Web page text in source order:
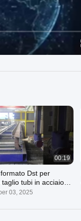
00:19
Dst per
taglio tubi in acciaio
fibra
03, 2025